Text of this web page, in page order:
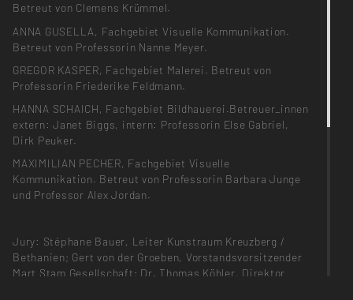
Betreut von Clemens Krümmel.
ANNA GUSELLA, Fachgebiet Visuelle Kommunikation.
Betreut von Professorin Nanne Meyer.
GREGOR KASPER, Fachgebiet Malerei. Betreut von
Professorin Friederike Feldmann.
HANNA SCHAICH, Fachgebiet Bildhauerei.Betreuer_innen
extern: Janet Biggs, intern: Professorin Else Gabriel,
Dirk Peuker.
MAXIMILIAN PECHER, Fachgebiet Visuelle
Kommunikation. Betreut von Professorin Barbara Junge
und Professor Alex Jordan.
Jury: Stéphane Bauer, Leiter Kunstraum Kreuzberg /
Bethanien; Gert von der Groeben, Vorstandsvorsitzender
Mart Stam Gesellschaft; Dr. Thomas Köhler, Direktor